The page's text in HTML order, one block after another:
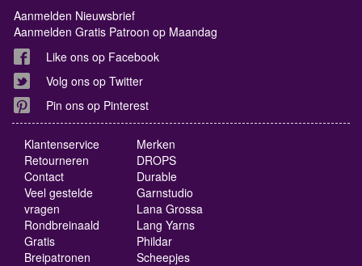
Aanmelden Nieuwsbrief
Aanmelden Gratis Patroon op Maandag
Like ons op Facebook
Volg ons op Twitter
Pin ons op Pinterest
Klantenservice
Retourneren
Contact
Veel gestelde
vragen
Rondbreinaald
Gratis
Breipatronen
Merken
DROPS
Durable
Garnstudio
Lana Grossa
Lang Yarns
Phildar
Scheepjes